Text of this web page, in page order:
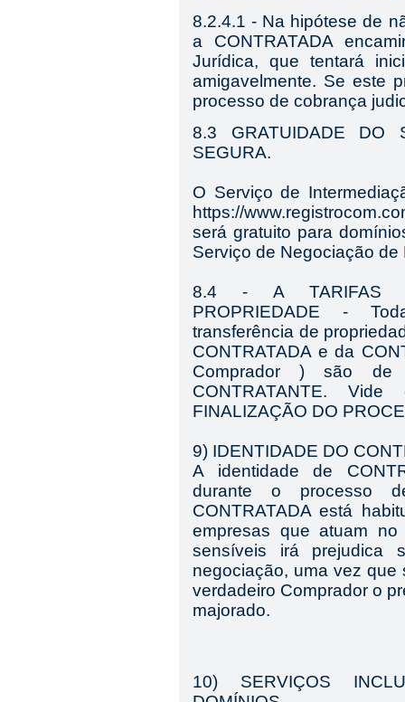
8.2.4.1 - Na hipótese de
a CONTRATADA
Jurídica, que tentará
amigavelmente. Se este
processo de cobrança
8.3 GRATUIDADE DO
SEGURA.
O Serviço de
https://
será gratuito para
Serviço de Negociação
8.4 - A TARIFAS
PROPRIEDADE -
transferência de
CONTRATADA e da
Comprador) são de
CONTRATANTE. Vide
FINALIZAÇÃO DO
9) IDENTIDADE DO
A identidade de
durante o processo
CONTRATADA está
empresas que atuam
sensíveis irá prejudica
negociação, uma vez
verdadeiro Comprador o
majorado.
10) SERVIÇOS